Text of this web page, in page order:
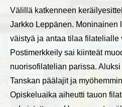
Välillä katkenneen
Jarkko Leppänen. Moninainen
väistyä ja antaa tilaa filatelialle
Postimerkkeily sai kiinteät
nuorisofilatelian parissa.
Tanskan päälajit ja
Opiskeluaika aiheutti tauon